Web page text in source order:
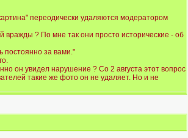
переодически удаляются модератором
? По мне так они просто исторические - об
постоянно за вами."
он увидел нарушение ? Со 2 августа этот вопрос
такие же фото он не удаляет. Но и не